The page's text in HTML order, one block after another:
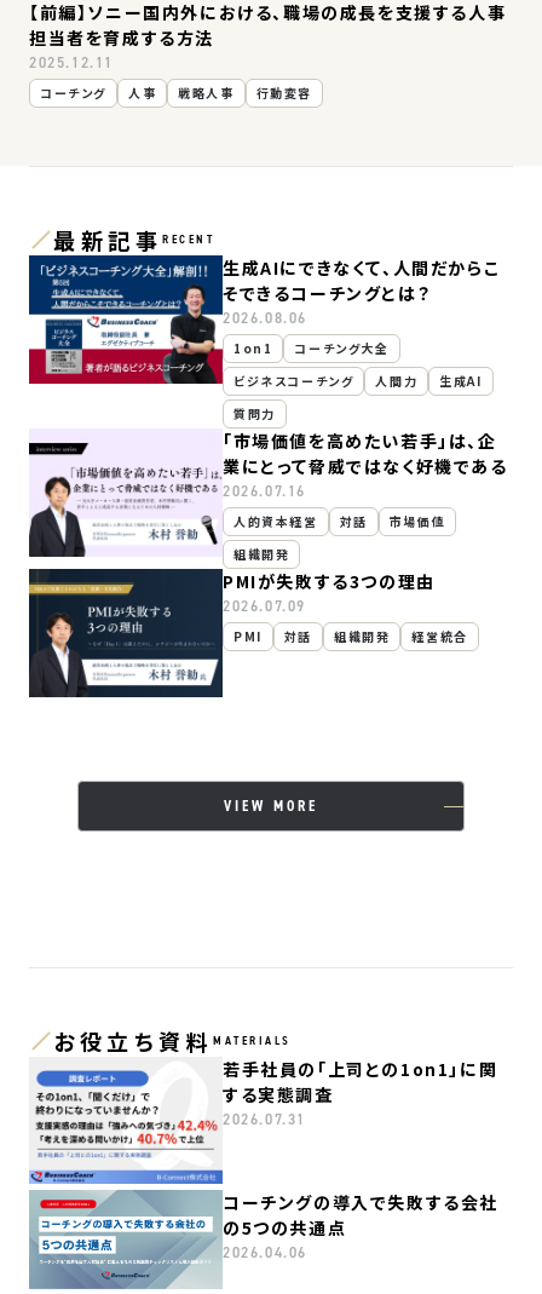
【前編】ソニー国内外における、職場の成長を支援する人事
担当者を育成する方法​​​​
2025.12.11
コーチング
人事 戦略人事 行動変容
RECENT
最新記事
生成AIにできなくて、人間だからこ
そできるコーチングとは？
2026.08.06
1on1
コーチング大全
ビジネスコーチング
人間力
生成AI
質問力
「市場価値を高めたい若手」は、企
業にとって脅威ではなく好機である
2026.07.16
人的資本経営
対話
市場価値
組織開発
PMIが失敗する3つの理由
2026.07.09
PMI
対話 組織開発 経営統合
VIEW MORE
MATERIALS
お役立ち資料
若手社員の「上司との1on1」に関
する実態調査
2026.07.31
コーチングの導入で失敗する会社
の5つの共通点
2026.04.06